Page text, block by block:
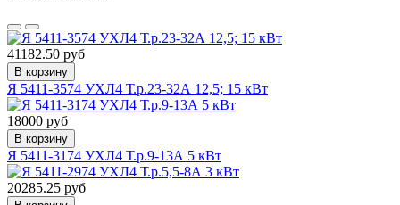
41182.50 руб
В корзину
Я 5411-3574 УХЛ4 Т.р.23-32А 12,5; 15 кВт
18000 руб
В корзину
Я 5411-3174 УХЛ4 Т.р.9-13А 5 кВт
20285.25 руб